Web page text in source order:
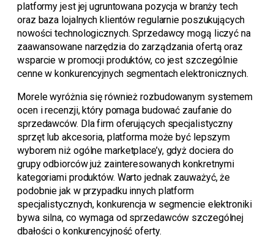
platformy jest jej ugruntowana pozycja w branży tech
oraz baza lojalnych klientów regularnie poszukujących
nowości technologicznych. Sprzedawcy mogą liczyć na
zaawansowane narzędzia do zarządzania ofertą oraz
wsparcie w promocji produktów, co jest szczególnie
cenne w konkurencyjnych segmentach elektronicznych.
Morele wyróżnia się również rozbudowanym systemem
ocen i recenzji, który pomaga budować zaufanie do
sprzedawców. Dla firm oferujących specjalistyczny
sprzęt lub akcesoria, platforma może być lepszym
wyborem niż ogólne marketplace’y, gdyż dociera do
grupy odbiorców już zainteresowanych konkretnymi
kategoriami produktów. Warto jednak zauważyć, że
podobnie jak w przypadku innych platform
specjalistycznych, konkurencja w segmencie elektroniki
bywa silna, co wymaga od sprzedawców szczególnej
dbałości o konkurencyjność oferty.